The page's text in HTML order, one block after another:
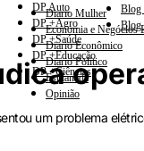
DP Auto
DP +Agro
DP +Saúde
DP +Educação
DP +Ciências
Diario Mulher
Economia e Negócios
Diario Econômico
Diario Político
Esplanada
Opinião
Blog
Blog
um problema